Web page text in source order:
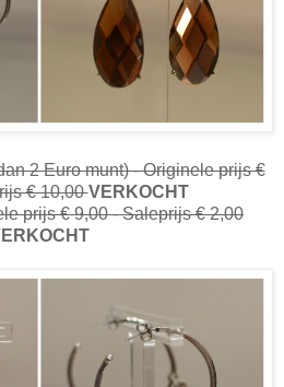
2 Euro munt) - Originele prijs €
€ 10,00VERKOCHT
prijs € 9,00 - Saleprijs € 2,00